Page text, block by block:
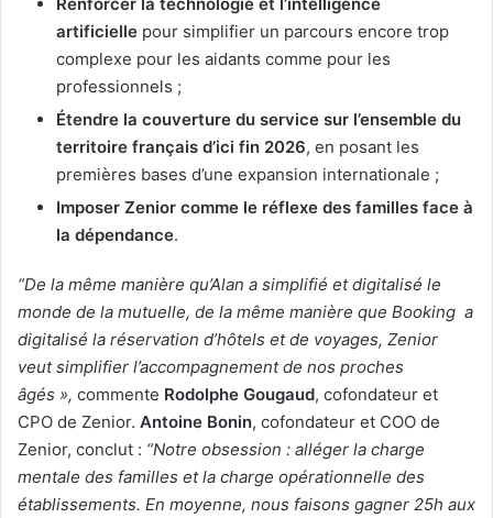
Renforcer la technologie et l’intelligence
artificielle pour simplifier un parcours encore trop
complexe pour les aidants comme pour les
professionnels ;
Étendre la couverture du service sur l’ensemble du
territoire français d’ici fin 2026, en posant les
premières bases d’une expansion internationale ;
Imposer Zenior comme le réflexe des familles face à
la dépendance.
“De la même manière qu’Alan a simplifié et digitalisé le
monde de la mutuelle, de la même manière que Booking a
digitalisé la réservation d’hôtels et de voyages, Zenior
veut simplifier l’accompagnement de nos proches
âgés », commente Rodolphe Gougaud, cofondateur et
CPO de Zenior. Antoine Bonin, cofondateur et COO de
Zenior, conclut : “Notre obsession : alléger la charge
mentale des familles et la charge opérationnelle des
établissements. En moyenne, nous faisons gagner 25h aux